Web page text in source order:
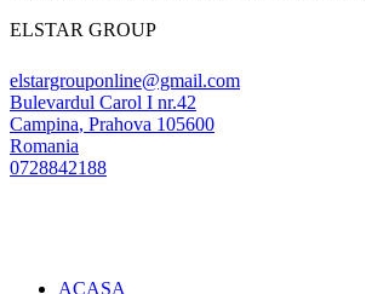
ELSTAR GROUP
elstargrouponline@gmail.com
Bulevardul Carol I nr.42
Campina, Prahova 105600
Romania
0728842188
ACASA